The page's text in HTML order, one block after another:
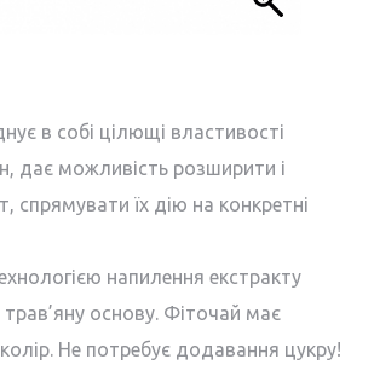
в собі цілющі властивості
дає можливість розширити і
спрямувати їх дію на конкретні
напилення екстракту
трав’яну основу. Фіточай має
Не потребує додавання цукру!